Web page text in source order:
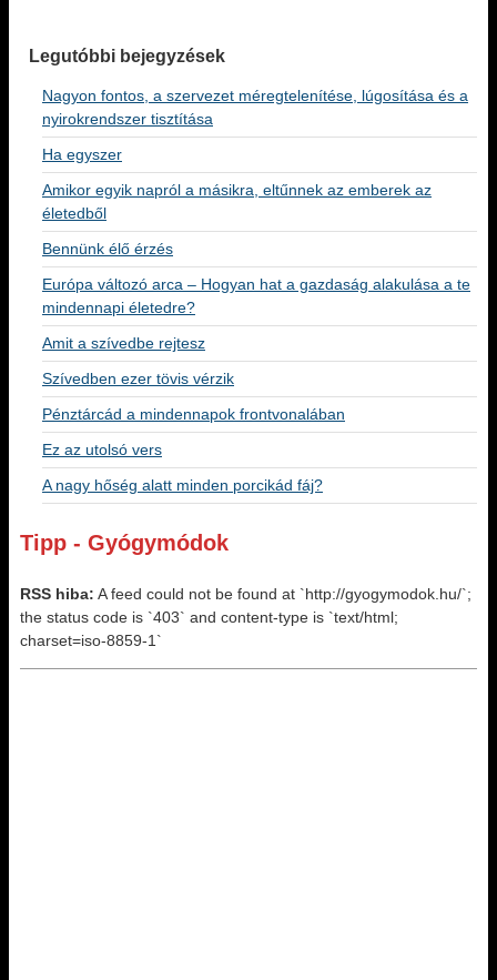
Legutóbbi bejegyzések
Nagyon fontos, a szervezet méregtelenítése, lúgosítása és a
nyirokrendszer tisztítása
Ha egyszer
Amikor egyik napról a másikra, eltűnnek az emberek az
életedből
Bennünk élő érzés
Európa változó arca – Hogyan hat a gazdaság alakulása a te
mindennapi életedre?
Amit a szívedbe rejtesz
Szívedben ezer tövis vérzik
Pénztárcád a mindennapok frontvonalában
Ez az utolsó vers
A nagy hőség alatt minden porcikád fáj?
Tipp - Gyógymódok
RSS hiba: A feed could not be found at `http://gyogymodok.hu/`;
the status code is `403` and content-type is `text/html;
charset=iso-8859-1`